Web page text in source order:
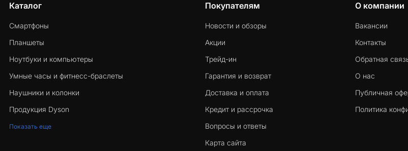
Каталог
Смартфоны
Планшеты
Ноутбуки и компьютеры
Умные часы и фитнесс-браслеты
Наушники и колонки
Продукция Dyson
Показать еще
Покупателям
Новости и обзоры
Акции
Трейд-ин
Гарантия и возврат
Доставка и оплата
Кредит и рассрочка
Вопросы и ответы
Карта сайта
О компании
Вакансии
Контакты
Обратная
О нас
Публичная
Политика